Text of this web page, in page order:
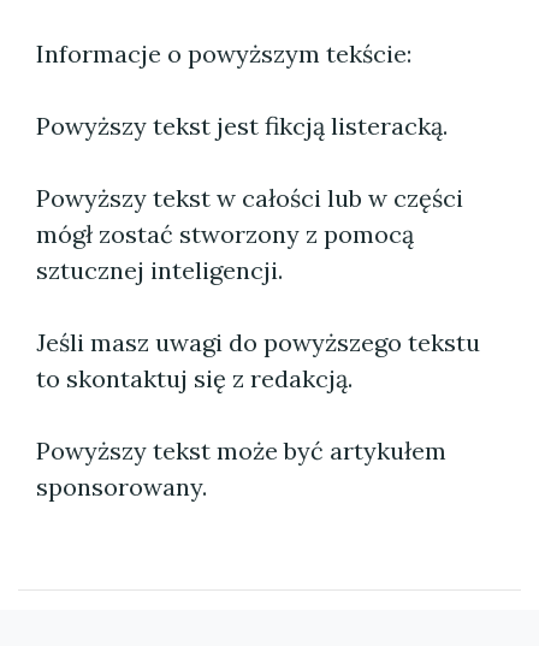
Informacje o powyższym tekście:
Powyższy tekst jest fikcją listeracką.
Powyższy tekst w całości lub w części
mógł zostać stworzony z pomocą
sztucznej inteligencji.
Jeśli masz uwagi do powyższego tekstu
to skontaktuj się z redakcją.
Powyższy tekst może być artykułem
sponsorowany.